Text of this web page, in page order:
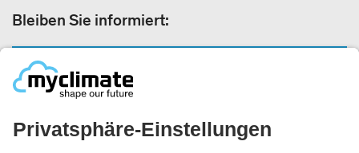
Bleiben Sie informiert:
Rechtliches: